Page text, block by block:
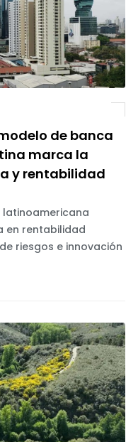
de banca
marca la
y rentabilidad
latinoamericana
en rentabilidad
riesgos e innovación